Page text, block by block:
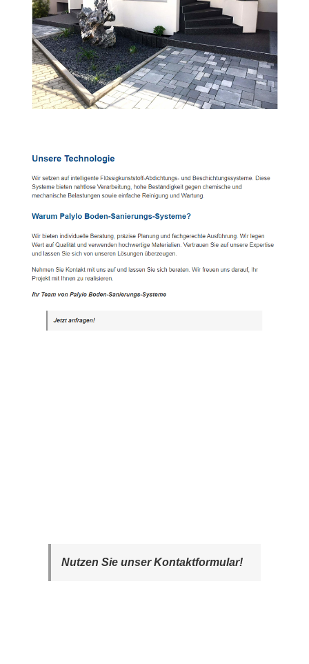
Nutzen Sie unser Kontaktformular!